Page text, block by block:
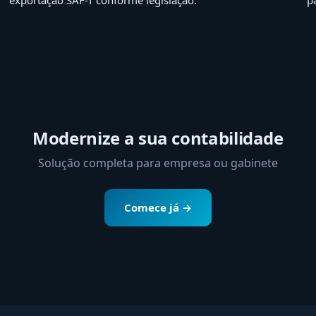
Modernize a sua contabilidade
Solução completa para empresa ou gabinete
Comece já →